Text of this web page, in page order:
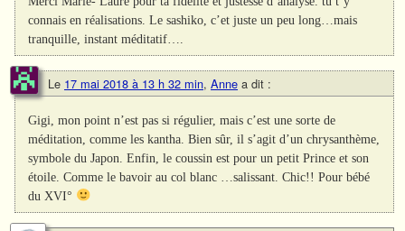
connais en réalisations. Le sashiko, c’et juste un peu long…mais
tranquille, instant méditatif….
Le 17 mai 2018 à 13 h 32 min, Anne a dit :
Gigi, mon point n’est pas si régulier, mais c’est une sorte de
méditation, comme les kantha. Bien sûr, il s’agit d’un chrysanthème,
symbole du Japon. Enfin, le coussin est pour un petit Prince et son
étoile. Comme le bavoir au col blanc …salissant. Chic!! Pour bébé
du XVI°